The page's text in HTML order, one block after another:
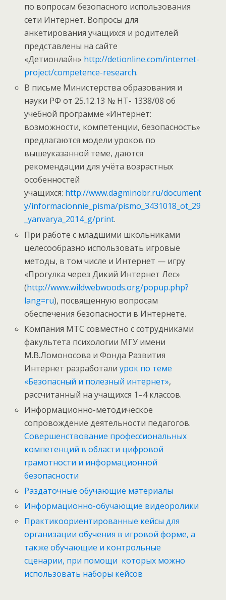
по вопросам безопасного использования
сети Интернет. Вопросы для
анкетирования учащихся и родителей
представлены на сайте
«Детионлайн» http://detionline.com/internet-
project/competence-research.
В письме Министерства образования и
науки РФ от 25.12.13 № НТ- 1338/08 об
учебной программе «Интернет:
возможности, компетенции, безопасность»
предлагаются модели уроков по
вышеуказанной теме, даются
рекомендации для учёта возрастных
особенностей
учащихся: http://www.dagminobr.ru/document
y/informacionnie_pisma/pismo_3431018_ot_29
_yanvarya_2014_g/print.
При работе с младшими школьниками
целесообразно использовать игровые
методы, в том числе и Интернет — игру
«Прогулка через Дикий Интернет Лес»
(http://www.wildwebwoods.org/popup.php?
lang=ru), посвященную вопросам
обеспечения безопасности в Интернете.
Компания МТС совместно с сотрудниками
факультета психологии МГУ имени
М.В.Ломоносова и Фонда Развития
Интернет разработалиурок по теме
«Безопасный и полезный интернет»,
рассчитанный на учащихся 1–4 классов.
Информационно-методическое
сопровождение деятельности педагогов.
Совершенствование профессиональных
компетенций в области цифровой
грамотности и информационной
безопасности
Раздаточные обучающие материалы
Информационно-обучающие видеоролики
Практикоориентированные кейсы для
организации обучения в игровой форме, а
также обучающие и контрольные
сценарии, при помощи которых можно
использовать наборы кейсов